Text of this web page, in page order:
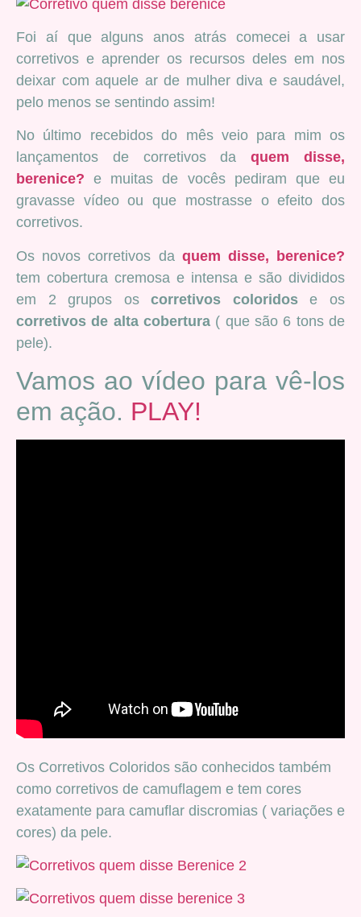
Foi aí que alguns anos atrás comecei a usar
corretivos e aprender os recursos deles em nos
deixar com aquele ar de mulher diva e saudável,
pelo menos se sentindo assim!
No último recebidos do mês veio para mim os
lançamentos de corretivos daquem disse,
berenice?
e muitas de vocês pediram que eu
gravasse vídeo ou que mostrasse o efeito dos
corretivos.
Os novos corretivos da quem disse, berenice?
tem cobertura cremosa e intensa e são divididos
em 2 grupos oscorretivos coloridose os
corretivos de alta cobertura ( que são 6 tons de
pele).
Vamos ao vídeo para vê-los
em ação. PLAY!
Os Corretivos Coloridos são conhecidos também
como corretivos de camuflagem e tem cores
exatamente para camuflar discromias ( variações e
cores) da pele.